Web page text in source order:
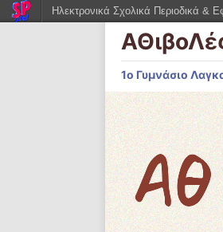
1ο Γυμνάσιο
Ηλεκτρονικά Σχολικά Περιοδικά &